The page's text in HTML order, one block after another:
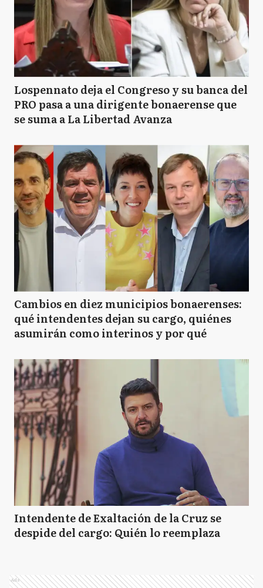
Lospennato deja el Congreso y su banca del
PRO pasa a una dirigente bonaerense que
se suma a La Libertad Avanza
Cambios en diez municipios bonaerenses:
qué intendentes dejan su cargo, quiénes
asumirán como interinos y por qué
Intendente de Exaltación de la Cruz se
despide del cargo: Quién lo reemplaza
Ads